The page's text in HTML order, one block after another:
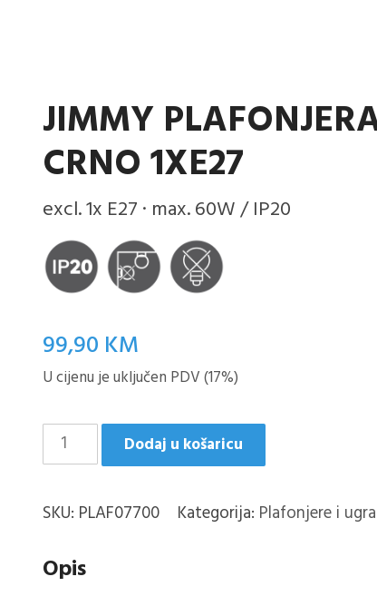
JIMMY
CRNO 1XE27
excl. 1x E27 · max. 60W / IP20
99,90 KM
U cijenu je uključen PDV (17%)
JIMMY
PLAFONJERA
CRNO
količina
Dodaj u košaricu
SKU: PLAF07700 Kategorija: Plafonjere i
Opis